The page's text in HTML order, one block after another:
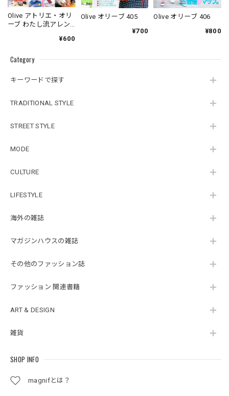
Category
キーワードで探す
TRADITIONAL STYLE
STREET STYLE
MODE
CULTURE
LIFESTYLE
海外の雑誌
マガジンハウスの雑誌
その他のファッション誌
ファッション 関連書籍
ART & DESIGN
雑貨
SHOP INFO
magnifとは？
Olive アトリエ・オリ
ーブ わたし流アレン
¥600
Olive オリーブ 405
¥700
Olive オリーブ 406
¥800